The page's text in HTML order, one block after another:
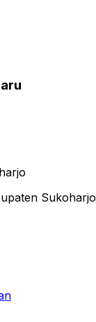
Sukoharjo